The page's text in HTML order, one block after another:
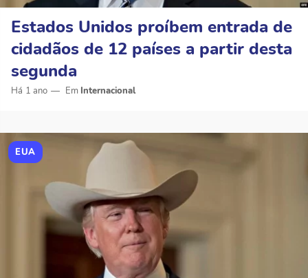
Estados Unidos proíbem entrada de
cidadãos de 12 países a partir desta
segunda
Há 1 ano Internacional
EUA